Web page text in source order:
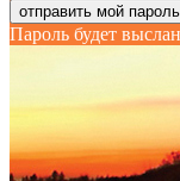
Пароль будет